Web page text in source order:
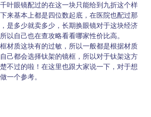
叶眼镜配过的在这一块只能给到九折这个样
来基本上都是四位数起底，在医院也配过那
是多少就卖多少，长期换眼镜对于这块经济
以自己也在查攻略看看哪家性价比高。
材质这块有的过敏，所以一般都是根据材质
己都会选择钛架的镜框，所以对于钛架这方
不过的啦！在这里也跟大家说一下，对于想
一个参考。